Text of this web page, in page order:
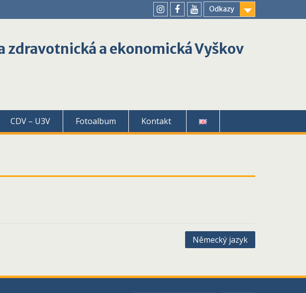
Odkazy
youtube
a ekonomická Vyškov
CDV – U3V Fotoalbum Kontakt
Německý jazyk